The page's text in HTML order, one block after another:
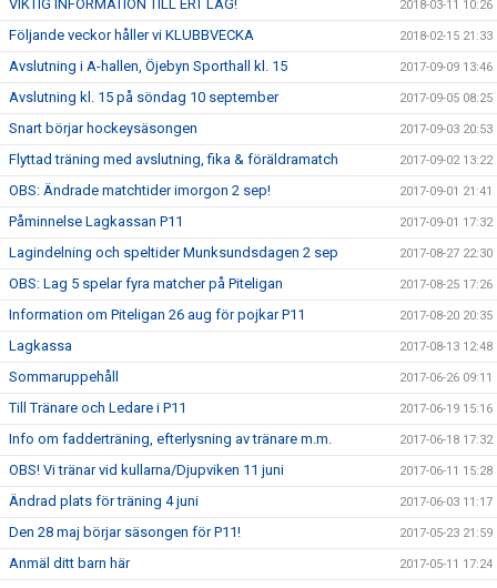
VIKTIG INFORMATION TILL ERT LAG! 2018-03-11 10:26
Följande veckor håller vi KLUBBVECKA 2018-02-15 21:33
Avslutning i A-hallen, Öjebyn Sporthall kl. 15 2017-09-09 13:46
Avslutning kl. 15 på söndag 10 september 2017-09-05 08:25
Snart börjar hockeysäsongen 2017-09-03 20:53
Flyttad träning med avslutning, fika & föräldramatch 2017-09-02 13:22
OBS: Ändrade matchtider imorgon 2 sep! 2017-09-01 21:41
Påminnelse Lagkassan P11 2017-09-01 17:32
Lagindelning och speltider Munksundsdagen 2 sep 2017-08-27 22:30
OBS: Lag 5 spelar fyra matcher på Piteligan 2017-08-25 17:26
Information om Piteligan 26 aug för pojkar P11 2017-08-20 20:35
Lagkassa 2017-08-13 12:48
Sommaruppehåll 2017-06-26 09:11
Till Tränare och Ledare i P11 2017-06-19 15:16
Info om fadderträning, efterlysning av tränare m.m. 2017-06-18 17:32
OBS! Vi tränar vid kullarna/Djupviken 11 juni 2017-06-11 15:28
Ändrad plats för träning 4 juni 2017-06-03 11:17
Den 28 maj börjar säsongen för P11! 2017-05-23 21:59
Anmäl ditt barn här 2017-05-11 17:24